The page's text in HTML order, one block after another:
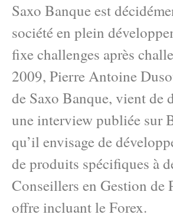
Saxo Banque est
société en plein
fixe challenges après
2009, Pierre Antoine
de Saxo Banque, vient de
une interview publiée sur
qu’il envisage de
de produits spécifiques à
Conseillers en Gestion de
offre incluant le Forex.